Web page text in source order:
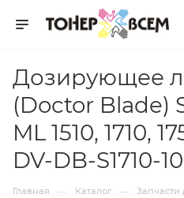
Дозирующее
(Doctor Blade)
ML 1510, 1710,
DV-DB-S1710-10
Главная — Каталог — Запчасти